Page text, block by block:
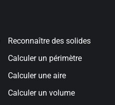
Reconnaître des solides
Calculer un périmètre
Calculer une aire
Calculer un volume